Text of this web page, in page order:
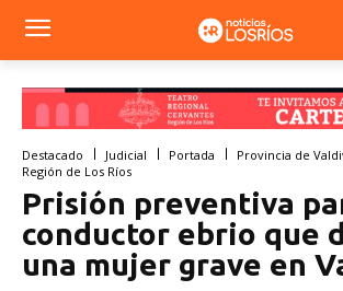
Destacado Judicial Portada
Provincia de
Región de Los Ríos
Prisión preventiva
conductor ebrio que
una mujer grave en